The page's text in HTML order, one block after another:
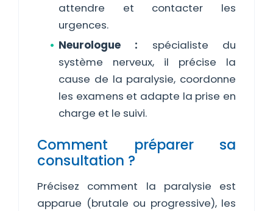
attendre et contacter les
urgences.
Neurologue : spécialiste du
système nerveux, il précise la
cause de la paralysie, coordonne
les examens et adapte la prise en
charge et le suivi.
Comment préparer sa
consultation ?
Précisez comment la paralysie est
apparue (brutale ou progressive), les